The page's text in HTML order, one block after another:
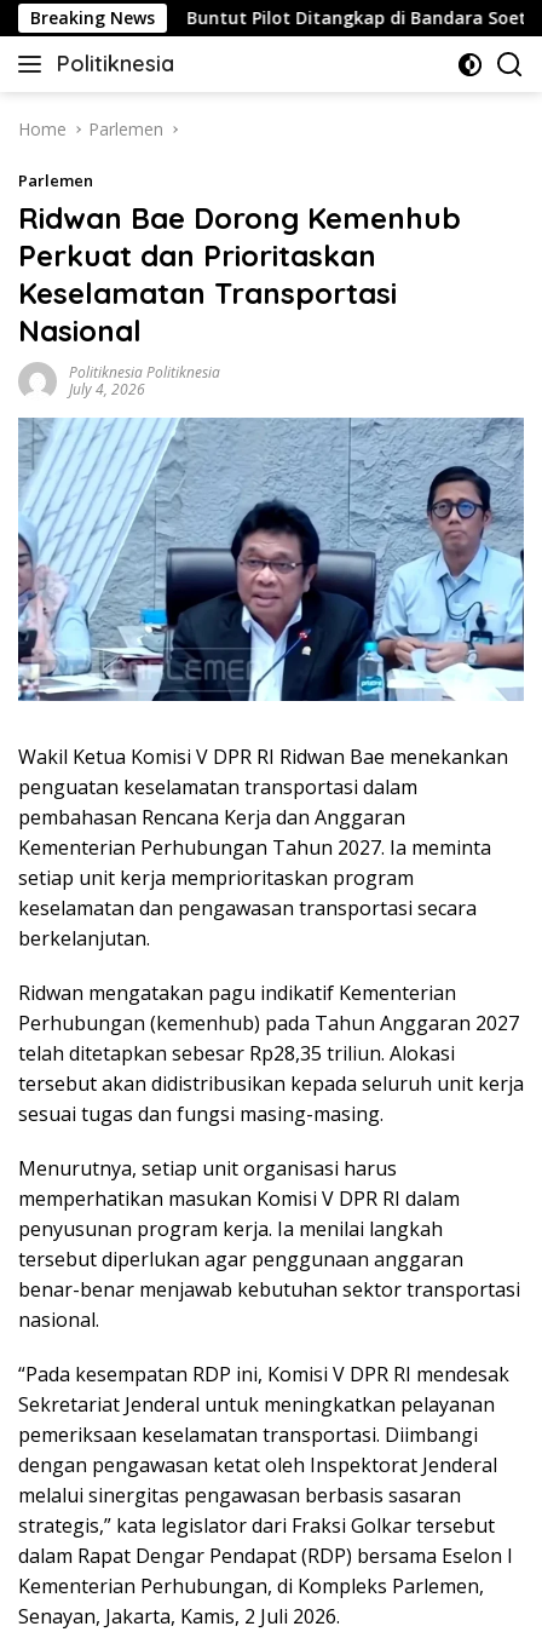
Skip
to
content
Breaking NewsBuntut Pilot Ditangkap di Bandara Soetta,
Politiknesia
Politiknesia.com
Home Parlemen
Parlemen
Ridwan Bae Dorong Kemenhub
Perkuat dan Prioritaskan
Keselamatan Transportasi
Nasional
Politiknesia Politiknesia
July 4, 2026
Wakil Ketua Komisi V DPR RI Ridwan Bae menekankan
penguatan keselamatan transportasi dalam
pembahasan Rencana Kerja dan Anggaran
Kementerian Perhubungan Tahun 2027. Ia meminta
setiap unit kerja memprioritaskan program
keselamatan dan pengawasan transportasi secara
berkelanjutan.
Ridwan mengatakan pagu indikatif Kementerian
Perhubungan (kemenhub) pada Tahun Anggaran 2027
telah ditetapkan sebesar Rp28,35 triliun. Alokasi
tersebut akan didistribusikan kepada seluruh unit kerja
sesuai tugas dan fungsi masing-masing.
Menurutnya, setiap unit organisasi harus
memperhatikan masukan Komisi V DPR RI dalam
penyusunan program kerja. Ia menilai langkah
tersebut diperlukan agar penggunaan anggaran
benar-benar menjawab kebutuhan sektor transportasi
nasional.
“Pada kesempatan RDP ini, Komisi V DPR RI mendesak
Sekretariat Jenderal untuk meningkatkan pelayanan
pemeriksaan keselamatan transportasi. Diimbangi
dengan pengawasan ketat oleh Inspektorat Jenderal
melalui sinergitas pengawasan berbasis sasaran
strategis,” kata legislator dari Fraksi Golkar tersebut
dalam Rapat Dengar Pendapat (RDP) bersama Eselon I
Kementerian Perhubungan, di Kompleks Parlemen,
Senayan, Jakarta, Kamis, 2 Juli 2026.